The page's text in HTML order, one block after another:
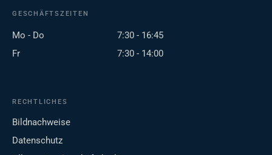
GESCHÄFTSZEITEN
Mo - Do
7:30 - 16:45
Fr
7:30 - 14:00
RECHTLICHES
Bildnachweise
Datenschutz